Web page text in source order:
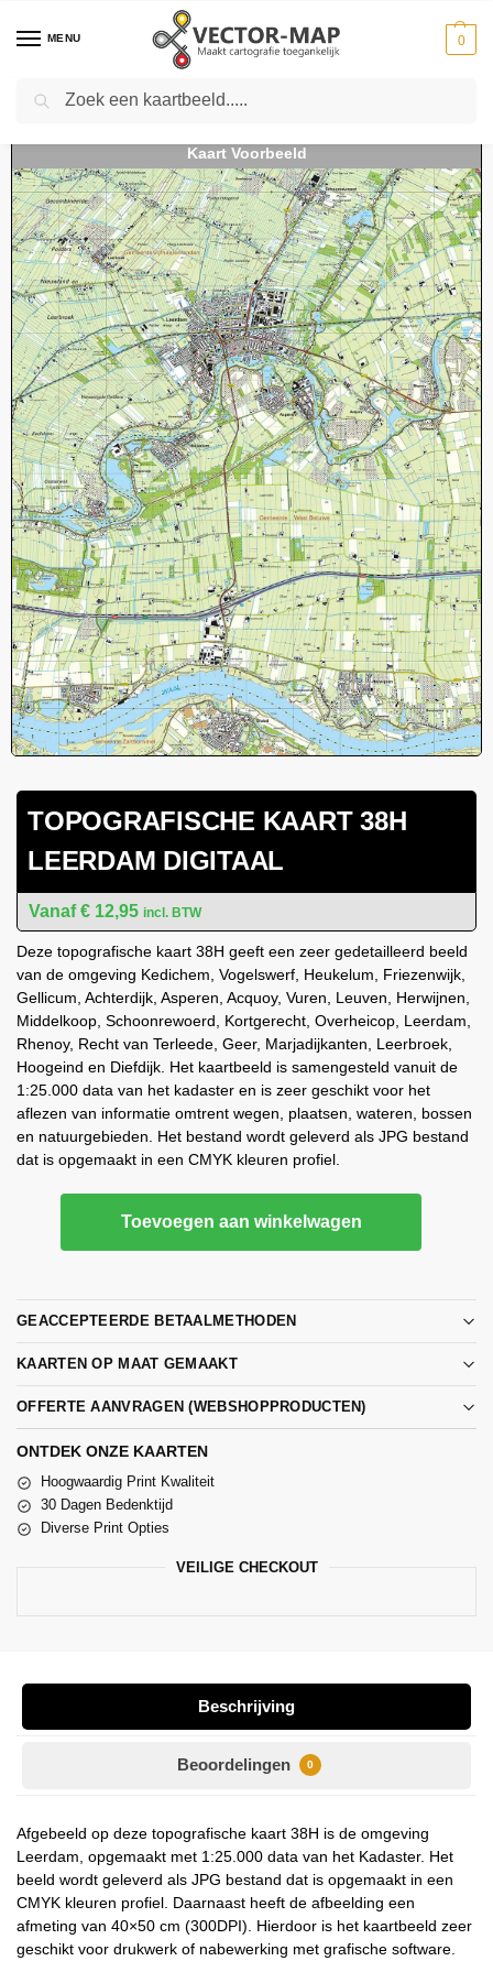
MENU 0
Home Kaarten - Topografische kaarten
TOPOGRAFISCHE KAART 38H
LEERDAM DIGITAAL
€ 12,95 incl. BTW
Deze topografische kaart 38H geeft een zeer gedetailleerd beeld
van de omgeving Kedichem, Vogelswerf, Heukelum, Friezenwijk,
Gellicum, Achterdijk, Asperen, Acquoy, Vuren, Leuven, Herwijnen,
Middelkoop, Schoonrewoerd, Kortgerecht, Overheicop, Leerdam,
Rhenoy, Recht van Terleede, Geer, Marjadijkanten, Leerbroek,
Hoogeind en Diefdijk. Het kaartbeeld is samengesteld vanuit de
1:25.000 data van het kadaster en is zeer geschikt voor het
aflezen van informatie omtrent wegen, plaatsen, wateren, bossen
en natuurgebieden. Het bestand wordt geleverd als JPG bestand
dat is opgemaakt in een CMYK kleuren profiel.
Toevoegen aan winkelwagen
GEACCEPTEERDE BETAALMETHODEN
KAARTEN OP MAAT GEMAAKT
OFFERTE AANVRAGEN (WEBSHOPPRODUCTEN)
ONTDEK ONZE KAARTEN
Hoogwaardig Print Kwaliteit
30 Dagen Bedenktijd
Diverse Print Opties
VEILIGE CHECKOUT
Beschrijving
Beoordelingen 0
Afgebeeld op deze topografische kaart 38H is de omgeving
Leerdam, opgemaakt met 1:25.000 data van het Kadaster. Het
beeld wordt geleverd als JPG bestand dat is opgemaakt in een
CMYK kleuren profiel. Daarnaast heeft de afbeelding een
afmeting van 40×50 cm (300DPI). Hierdoor is het kaartbeeld zeer
geschikt voor drukwerk of nabewerking met grafische software.